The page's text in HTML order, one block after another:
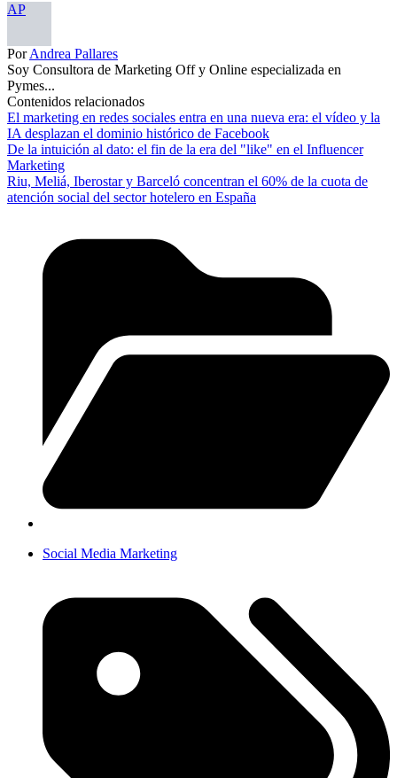
AP
PorAndrea Pallares
Soy Consultora de Marketing Off y Online especializada en
Pymes...
Contenidos relacionados
El marketing en redes sociales entra en una nueva era: el vídeo y la
IA desplazan el dominio histórico de Facebook
De la intuición al dato: el fin de la era del "like" en el Influencer
Marketing
Riu, Meliá, Iberostar y Barceló concentran el 60% de la cuota de
atención social del sector hotelero en España
Social Media Marketing